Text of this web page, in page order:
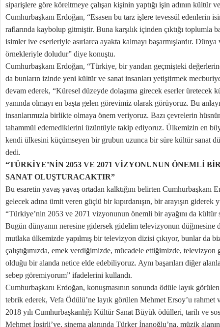
siparişlere göre köreltmeye çalışan kişinin yaptığı işin adının kültür
Cumhurbaşkanı Erdoğan, “Esasen bu tarz işlere tevessül edenlerin
raflarında kaybolup gitmiştir. Buna karşılık içinden çıktığı toplumla
isimler ive eserleriyle asırlarca ayakta kalmayı başarmışlardır.
örnekleriyle doludur” diye konuştu.
Cumhurbaşkanı Erdoğan, “Türkiye, bir yandan geçmişteki
da bunların izinde yeni kültür ve sanat insanları yetiştirmek
devam ederek, “Küresel düzeyde dolaşıma girecek eserler üretecek
yanında olmayı en başta gelen görevimiz olarak görüyoruz. Bu
insanlarımızla birlikte olmaya önem veriyoruz. Bazı çevrelerin
tahammül edemediklerini üzüntüyle takip ediyoruz. Ülkemizin en
kendi ülkesini küçümseyen bir grubun uzunca bir süre kültür sanat
dedi.
“TÜRKİYE’NİN 2053 VE 2071 VİZYONUNUN ÖNEMLİ
SANAT OLUŞTURACAKTIR”
Bu esaretin yavaş yavaş ortadan kalktığını belirten Cumhurbaşkanı
gelecek adına ümit veren güçlü bir kıpırdanışın, bir arayışın
“Türkiye’nin 2053 ve 2071 vizyonunun önemli bir ayağını da kültür
Bugün dünyanın neresine gidersek gidelim televizyonun düğmesine
mutlaka ülkemizde yapılmış bir televizyon dizisi çıkıyor, bunlar da
çalıştığımızda, emek verdiğimizde, mücadele ettiğimizde,
olduğu bir alanda netice elde edebiliyoruz. Aynı başarıları diğer
sebep göremiyorum” ifadelerini kullandı.
Cumhurbaşkanı Erdoğan, konuşmasının sonunda ödüle layık
tebrik ederek, Vefa Ödülü’ne layık görülen Mehmet Ersoy’u rahmet
2018 yılı Cumhurbaşkanlığı Kültür Sanat Büyük ödülleri, tarih ve
Mehmet İpşirli’ye, sinema alanında Türker İnanoğlu’na, müzik